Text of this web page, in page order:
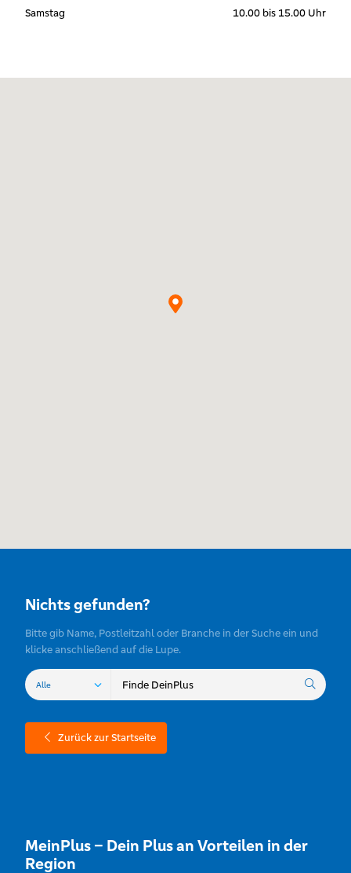
Samstag 10.00 bis 15.00 Uhr
Nichts gefunden?
Bitte gib Name, Postleitzahl oder Branche in der Suche ein und
klicke anschließend auf die Lupe.
Zurück zur Startseite
MeinPlus – Dein Plus an Vorteilen in der
Region